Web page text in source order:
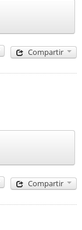
Compartir
Compartir